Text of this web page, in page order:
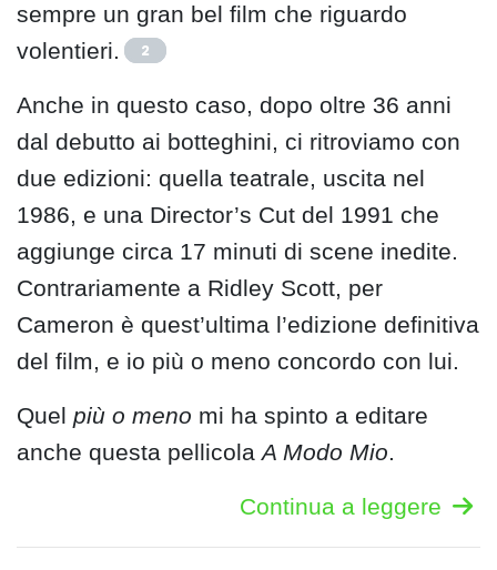
sempre un gran bel film che riguardo
volentieri.
2
Anche in questo caso, dopo oltre 36 anni
dal debutto ai botteghini, ci ritroviamo con
due edizioni: quella teatrale, uscita nel
1986, e una Director’s Cut del 1991 che
aggiunge circa 17 minuti di scene inedite.
Contrariamente a Ridley Scott, per
Cameron è quest’ultima l’edizione definitiva
del film, e io più o meno concordo con lui.
Quel più o meno mi ha spinto a editare
anche questa pellicolaA Modo Mio.
Continua a leggere